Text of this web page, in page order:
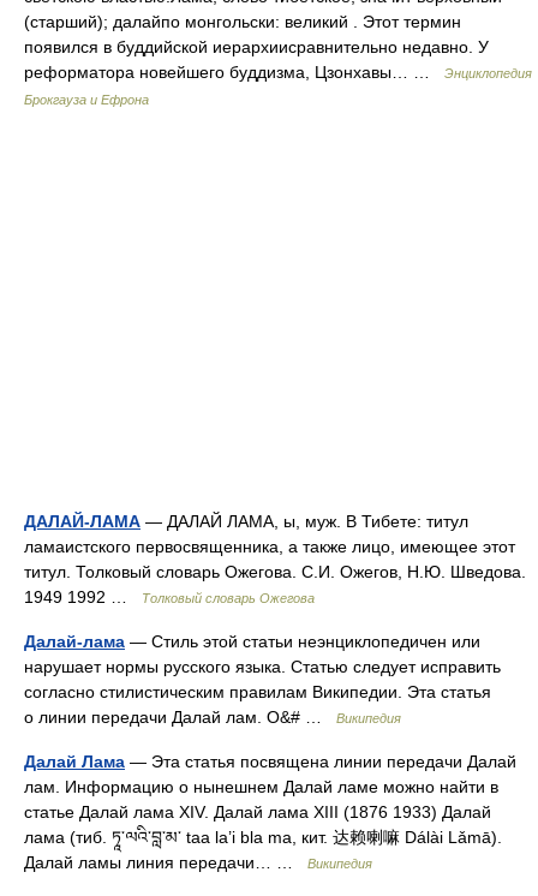
(старший); далайпо монгольски: великий . Этот термин
появился в буддийской иерархиисравнительно недавно. У
реформатора новейшего буддизма, Цзонхавы… …
Энциклопедия
Брокгауза и Ефрона
ДАЛАЙ-ЛАМА — ДАЛАЙ ЛАМА, ы, муж. В Тибете: титул
ламаистского первосвященника, а также лицо, имеющее этот
титул. Толковый словарь Ожегова. С.И. Ожегов, Н.Ю. Шведова.
1949 1992 …
Толковый словарь Ожегова
Далай-лама — Стиль этой статьи неэнциклопедичен или
нарушает нормы русского языка. Статью следует исправить
согласно стилистическим правилам Википедии. Эта статья
о линии передачи Далай лам. О&# …
Википедия
Далай Лама — Эта статья посвящена линии передачи Далай
лам. Информацию о нынешнем Далай ламе можно найти в
статье Далай лама XIV. Далай лама XIII (1876 1933) Далай
лама (тиб. ཏཱ་ལའི་བླ་མ་ taa la’i bla ma, кит. 达赖喇嘛 Dálài Lǎmā).
Далай ламы линия передачи… …
Википедия